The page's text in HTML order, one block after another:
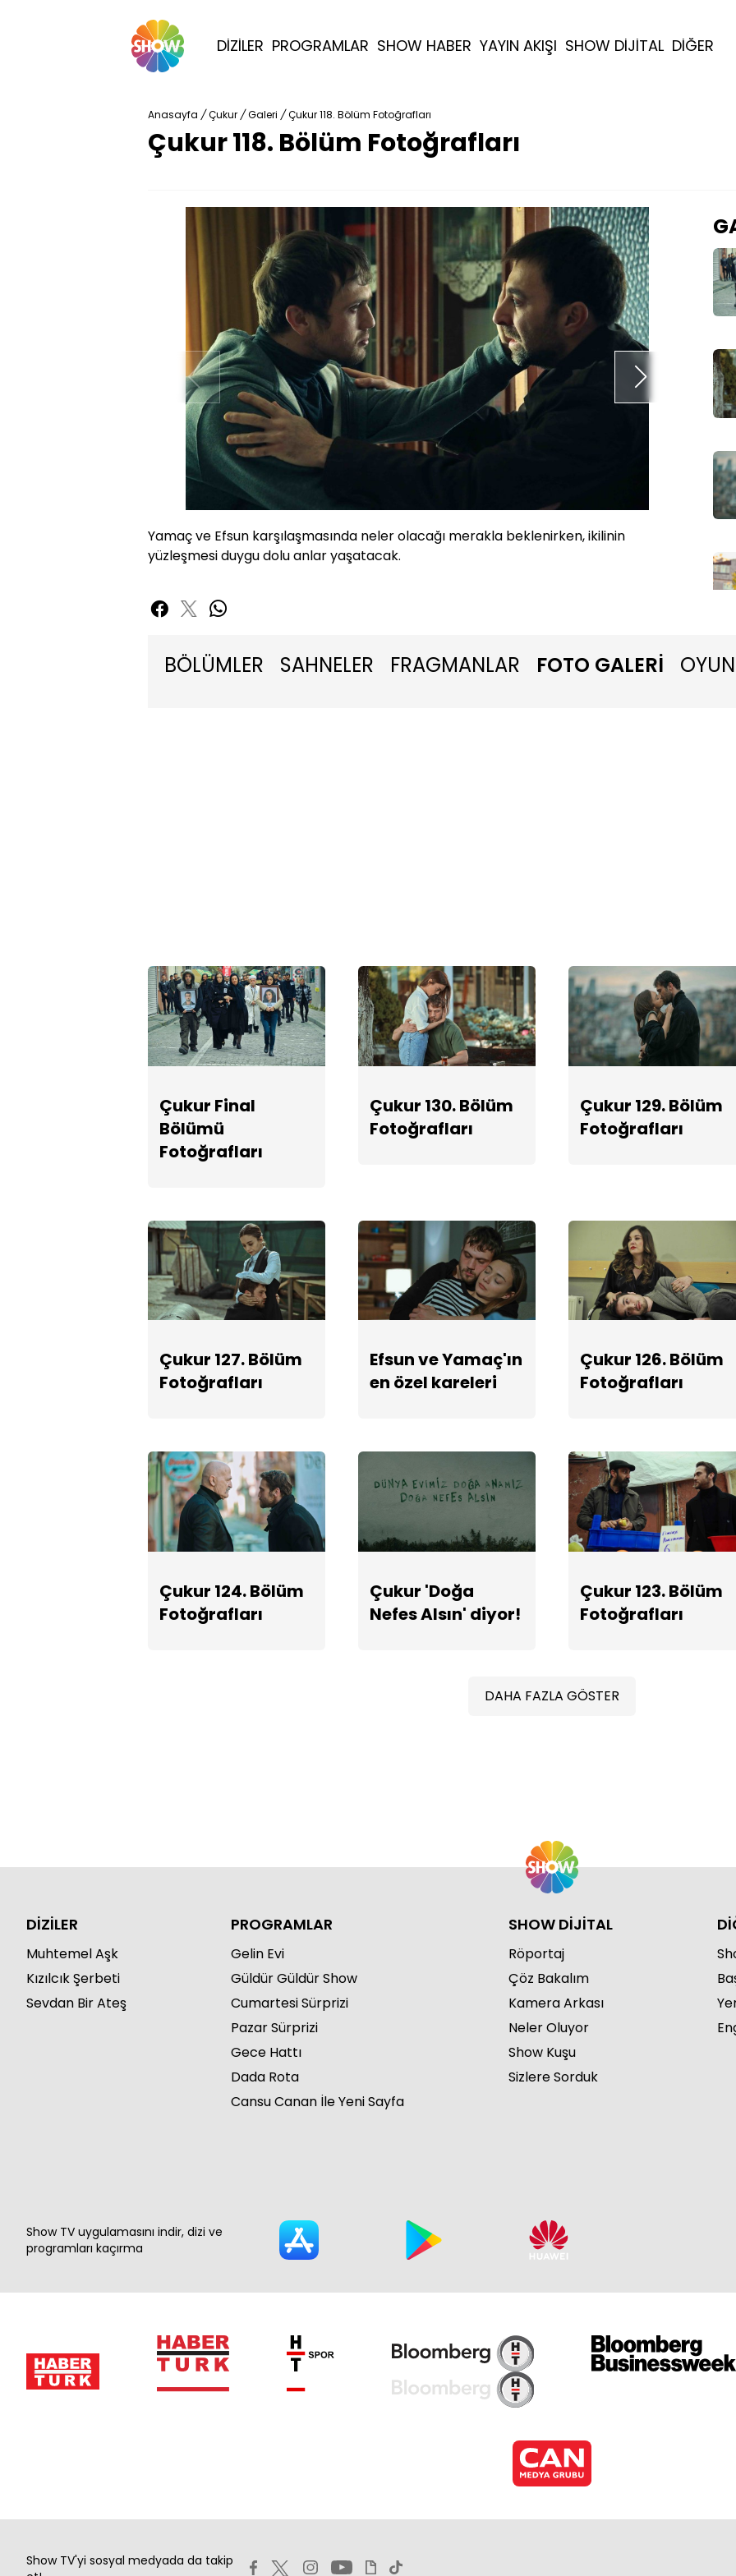
DİZİLER PROGRAMLAR SHOW HABER YAYIN AKIŞI SHOW DİJİTAL DİĞER
Anasayfa / Çukur / Galeri / Çukur 118. Bölüm Fotoğrafları
Çukur 118. Bölüm Fotoğrafları
Yamaç ve Efsun karşılaşmasında neler olacağı merakla beklenirken, ikilinin
yüzleşmesi duygu dolu anlar yaşatacak.
BÖLÜMLER SAHNELER FRAGMANLAR FOTO GALERİ
Çukur Final
Bölümü
Fotoğrafları
Çukur 130. Bölüm
Fotoğrafları
Çukur 129. Bölüm
Fotoğrafları
Çukur 127. Bölüm
Fotoğrafları
Efsun ve Yamaç'ın
en özel kareleri
Çukur 126. Bölüm
Fotoğrafları
Çukur 124. Bölüm
Fotoğrafları
Çukur 'Doğa
Nefes Alsın' diyor!
Çukur 123. Bölüm
Fotoğrafları
DAHA FAZLA GÖSTER
DİZİLER
Muhtemel Aşk
Kızılcık Şerbeti
Sevdan Bir Ateş
PROGRAMLAR
Gelin Evi
Güldür Güldür Show
Cumartesi Sürprizi
Pazar Sürprizi
Gece Hattı
Dada Rota
Cansu Canan İle Yeni Sayfa
SHOW DİJİTAL
Röportaj
Çöz Bakalım
Kamera Arkası
Neler Oluyor
Show Kuşu
Sizlere Sorduk
Show TV uygulamasını indir, dizi ve
programları kaçırma
Show TV'yi sosyal medyada da takip